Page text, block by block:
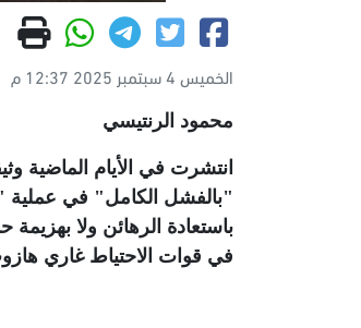
الخميس 4 سبتمبر 2025 12:37 م
محمود الرنتيسي
انتشرت في الأيام الماضية
"بالفشل الكامل" في عملية
باستعادة الرهائن ولا
في قوات الاحتياط غاري